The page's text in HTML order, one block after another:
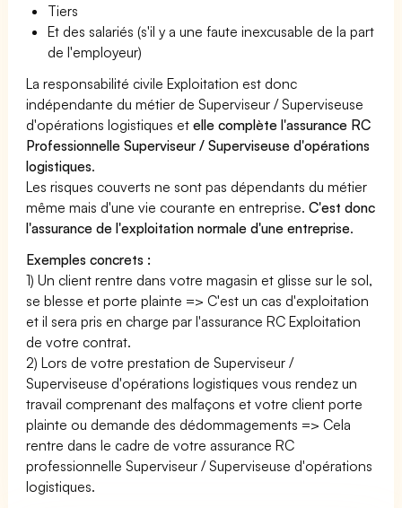
Tiers
Et des salariés (s'il y a une faute inexcusable de la part
de l'employeur)
La responsabilité civile Exploitation est donc
indépendante du métier de Superviseur / Superviseuse
d'opérations logistiques etelle complète l'assurance RC
Professionnelle Superviseur / Superviseuse d'opérations
logistiques.
Les risques couverts ne sont pas dépendants du métier
même mais d'une vie courante en entreprise.C'est donc
l'assurance de l'exploitation normale d'une entreprise.
Exemples concrets :
1) Un client rentre dans votre magasin et glisse sur le sol,
se blesse et porte plainte => C'est un cas d'exploitation
et il sera pris en charge par l'assurance RC Exploitation
de votre contrat.
2) Lors de votre prestation de Superviseur /
Superviseuse d'opérations logistiques vous rendez un
travail comprenant des malfaçons et votre client porte
plainte ou demande des dédommagements => Cela
rentre dans le cadre de votre assurance RC
professionnelle Superviseur / Superviseuse d'opérations
logistiques.